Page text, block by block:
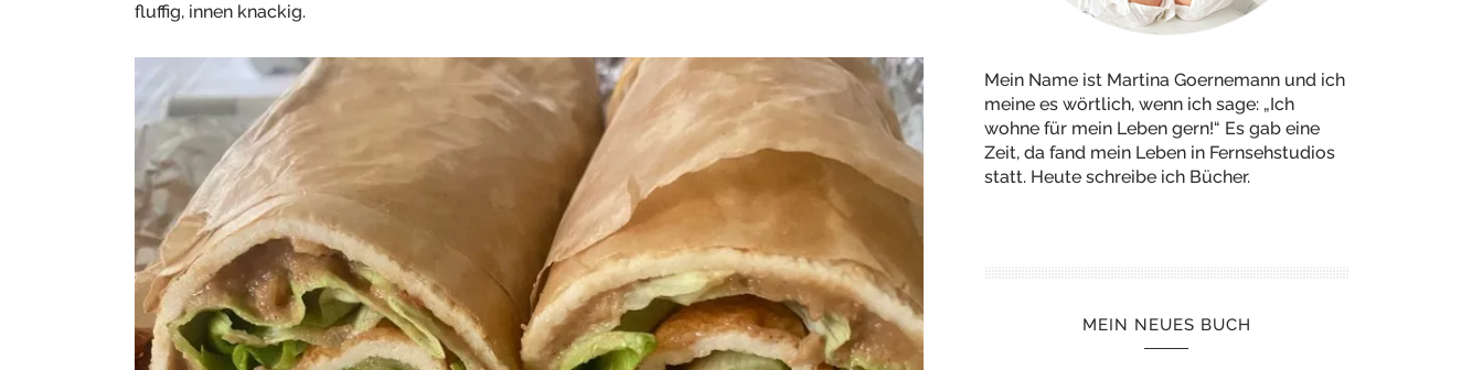
fluffig, innen knackig.
Mein Name ist Martina Goernemann und ich
meine es wörtlich, wenn ich sage: „Ich
wohne für mein Leben gern!“ Es gab eine
Zeit, da fand mein Leben in Fernsehstudios
statt. Heute schreibe ich Bücher.
MEIN NEUES BUCH